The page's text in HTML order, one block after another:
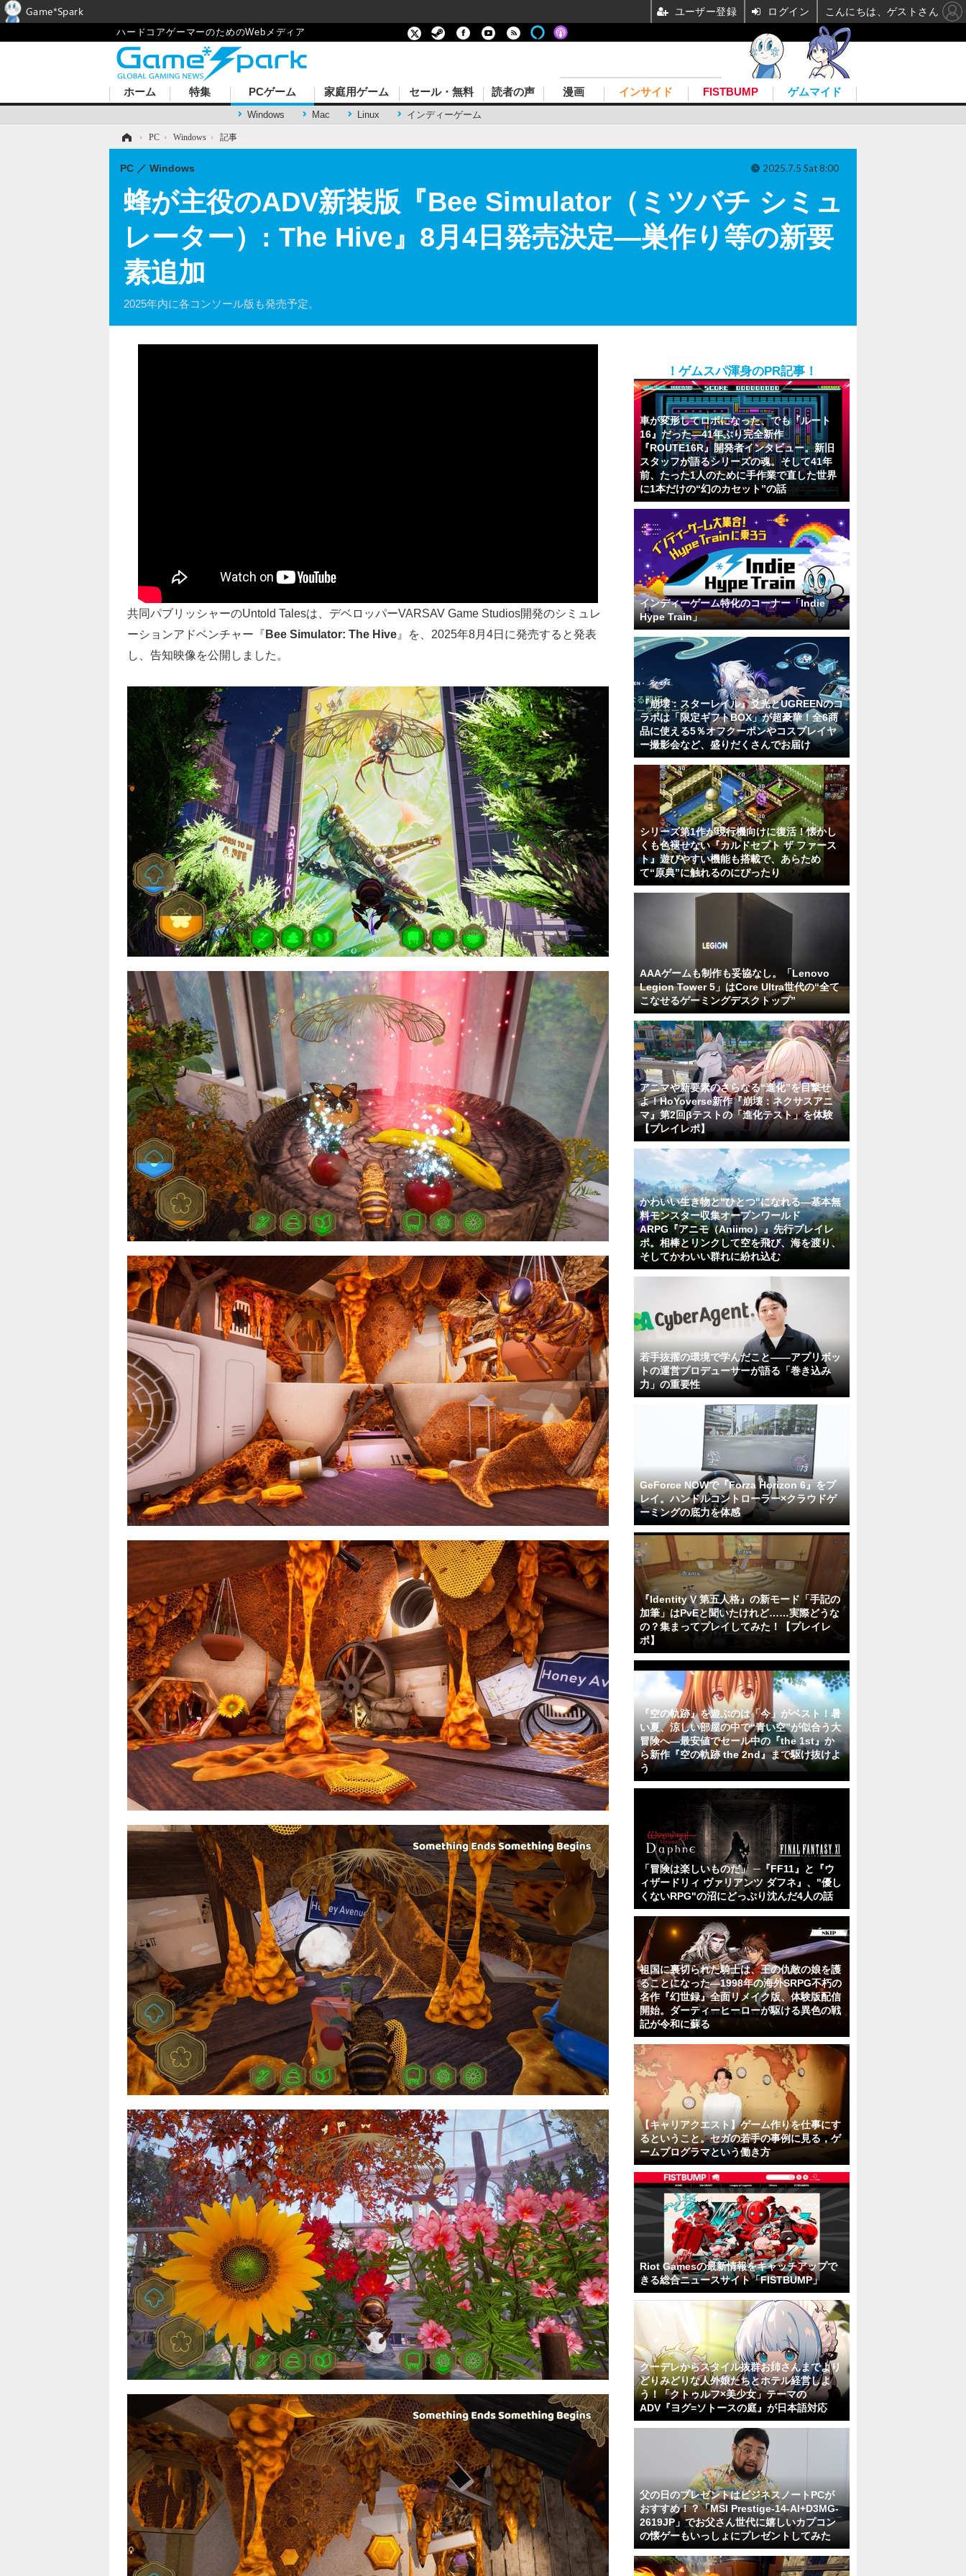
ハードコアゲーマーのためのWebメディア
ホーム 特集 PCゲーム
Windows Mac Linux インディーゲーム
家庭用ゲーム セール・無料 読者の声 漫画 インサイド FISTBUMP ゲムマイド
› PC › Windows › 記事
蜂が主役のADV新装版『Bee Simulator（ミツバチ シミュ
レーター）: The Hive』8月4日発売決定―巣作り等の新要
素追加
2025年内に各コンソール版も発売予定。
PC Windows 2025.7.5 Sat 8:00
共同パブリッシャーのUntold Talesは、デベロッパーVARSAV Game Studios開発のシミュレ
ーションアドベンチャー『Bee Simulator: The Hive 』を、2025年8月4日に発売すると発表
し、告知映像を公開しました。
！ゲムスパ渾身のPR記事！
車が変形してロボになった、でも『ルート
16』だった―41年ぶり完全新作
『ROUTE16R』開発者インタビュー。新旧
スタッフが語るシリーズの魂。そして41年
前、たった1人のために手作業で直した世界
に1本だけの“幻のカセット”の話
インディーゲーム特化のコーナー「Indie
Hype Train」
『崩壊：スターレイル』爻光とUGREENのコ
ラボは「限定ギフトBOX」が超豪華！全6商
品に使える5％オフクーポンやコスプレイヤ
ー撮影会など、盛りだくさんでお届け
シリーズ第1作が現行機向けに復活！懐かし
くも色褪せない『カルドセプト ザ ファース
ト』遊びやすい機能も搭載で、あらため
て“原典”に触れるのにぴったり
AAAゲームも制作も妥協なし。「Lenovo
Legion Tower 5」はCore Ultra世代の“全て
こなせるゲーミングデスクトップ”
アニマや新要素のさらなる“進化”を目撃せ
よ！HoYoverse新作『崩壊：ネクサスアニ
マ』第2回βテストの「進化テスト」を体験
【プレイレポ】
かわいい生き物と"ひとつ"になれる―基本無
料モンスター収集オープンワールド
ARPG『アニモ（Aniimo）』先行プレイレ
ポ。相棒とリンクして空を飛び、海を渡り、
そしてかわいい群れに紛れ込む
若手抜擢の環境で学んだこと――アプリボッ
トの運営プロデューサーが語る「巻き込み
力」の重要性
GeForce NOWで『Forza Horizon 6』をプ
レイ。ハンドルコントローラー×クラウドゲ
ーミングの底力を体感
『Identity V 第五人格』の新モード「手記の
加筆」はPvEと聞いたけれど……実際どうな
の？集まってプレイしてみた！【プレイレ
ポ】
『空の軌跡』を遊ぶのは「今」がベスト！暑
い夏、涼しい部屋の中で“青い空”が似合う大
冒険へ―最安値でセール中の『the 1st』か
ら新作『空の軌跡 the 2nd』まで駆け抜けよ
う
「冒険は楽しいものだ」 ─『FF11』と『ウ
ィザードリィ ヴァリアンツ ダフネ』、"優し
くないRPG"の沼にどっぷり沈んだ4人の話
祖国に裏切られた騎士は、王の仇敵の娘を護
ることになった―1998年の海外SRPG不朽の
名作『幻世録』全面リメイク版、体験版配信
開始。ダーティーヒーローが駆ける異色の戦
記が令和に蘇る
【キャリアクエスト】ゲーム作りを仕事にす
るということ。セガの若手の事例に見る，ゲ
ームプログラマという働き方
Riot Gamesの最新情報をキャッチアップで
きる総合ニュースサイト「FISTBUMP」
クーデレからスタイル抜群お姉さんまでより
どりみどりな人外娘たちとホテル経営しよ
う！「クトゥルフ×美少女」テーマの
ADV『ヨグ=ソトースの庭』が日本語対応
父の日のプレゼントはビジネスノートPCが
おすすめ！？「MSI Prestige-14-AI+D3MG-
2619JP」でお父さん世代に嬉しいカプコン
の懐ゲーもいっしょにプレゼントしてみた
Game*Spark ユーザー登録 ログイン こんにちは、ゲストさん